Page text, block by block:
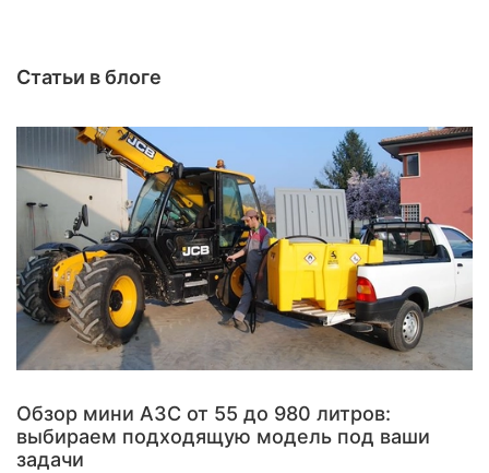
Статьи в блоге
Обзор мини АЗС от 55 до 980 литров:
выбираем подходящую модель под ваши
задачи